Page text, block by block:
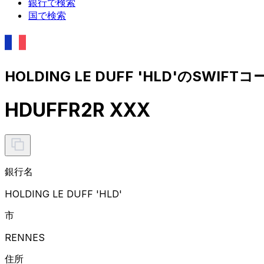
国で検索
HOLDING LE DUFF 'HLD'のSWIFTコ
HDUFFR2R XXX
銀行名
HOLDING LE DUFF 'HLD'
市
RENNES
住所